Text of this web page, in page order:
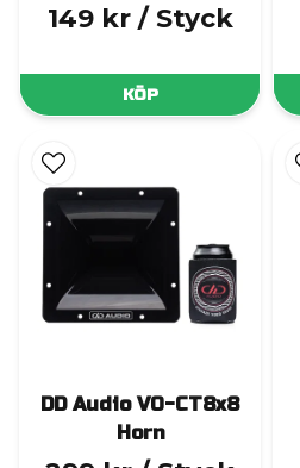
149 kr / Styck
KÖP
DD Audio VO-CT8x8
Horn